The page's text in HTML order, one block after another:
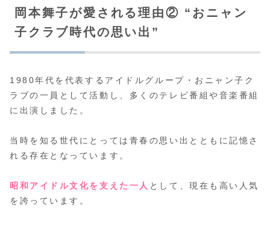
岡本舞子が愛される理由② “おニャン
子クラブ時代の思い出”
1980年代を代表するアイドルグループ・おニャン子ク
ラブの一員として活動し、多くのテレビ番組や音楽番組
に出演しました。
当時を知る世代にとっては青春の思い出とともに記憶さ
れる存在となっています。
昭和アイドル文化を支えた一人 として、現在も高い人気
を誇っています。